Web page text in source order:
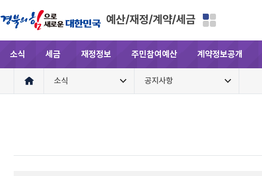
예산/재정/계약/세금
소식 세금 재정정보 주민참여예산 계약정보공개
소식 공지사항